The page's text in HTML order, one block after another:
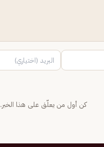
كن أول من يعلّق على هذا الخبر.